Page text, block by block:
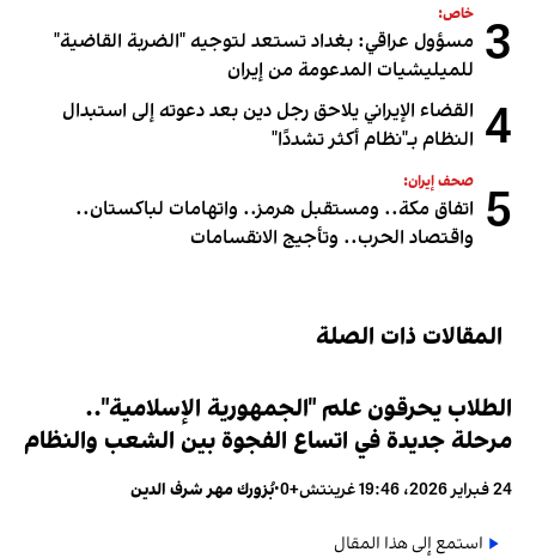
3 خاص:
مسؤول عراقي: بغداد تستعد لتوجيه "الضربة القاضية"
للميليشيات المدعومة من إيران
4 القضاء الإيراني يلاحق رجل دين بعد دعوته إلى استبدال
النظام بـ"نظام أكثر تشددًا"
5 صحف إيران:
اتفاق مكة.. ومستقبل هرمز.. واتهامات لباكستان..
واقتصاد الحرب.. وتأجيج الانقسامات
المقالات ذات الصلة
الطلاب يحرقون علم "الجمهورية الإسلامية"..
مرحلة جديدة في اتساع الفجوة بين الشعب والنظام
24 فبراير 2026، 19:46 غرينتش+0 •بُزورك مهر شرف الدين
استمع إلى هذا المقال